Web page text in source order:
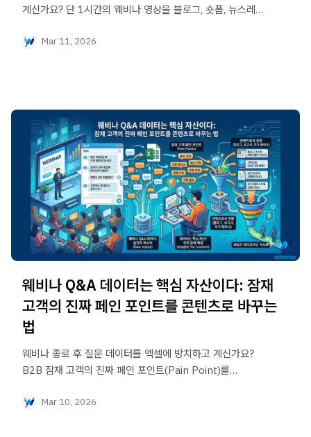
계신가요? 단 1시간의 웨비나 영상을 블로그, 숏폼, 뉴스레터
멀티유즈(OSMU)' 시스템 구축 비법을 알아봅니다.
Mar 11, 2026
웨비나 Q&A 데이터는 핵심 자산이다: 잠재
고객의 진짜 페인 포인트를 콘텐츠로 바꾸는
법
웨비나 종료 후 질문 데이터를 엑셀에 방치하고 계신가요?
B2B 잠재 고객의 진짜 페인 포인트(Pain Point)를
재가공하는 3단계 비법을 알아봅니다.
Mar 10, 2026